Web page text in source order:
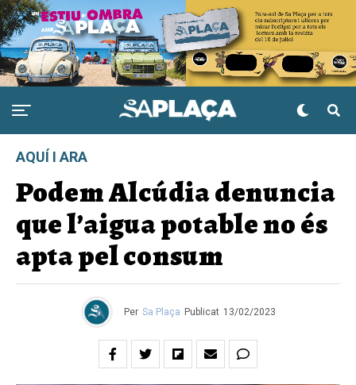
AQUÍ I ARA
Podem Alcúdia denuncia
que l’aigua potable no és
apta pel consum
Per Sa Plaça Publicat 13/02/2023